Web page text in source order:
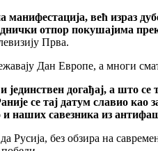
манифестација, већ израз
отпор покушајима
Прва.
Дан Европе, а многи
и јединствен догађај, а што
се тај датум славио
и наших савезника из
Русија, без обзира на